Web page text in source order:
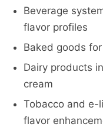
Beverage
flavor profiles
Baked goods
Dairy products
cream
Tobacco and e-
flavor